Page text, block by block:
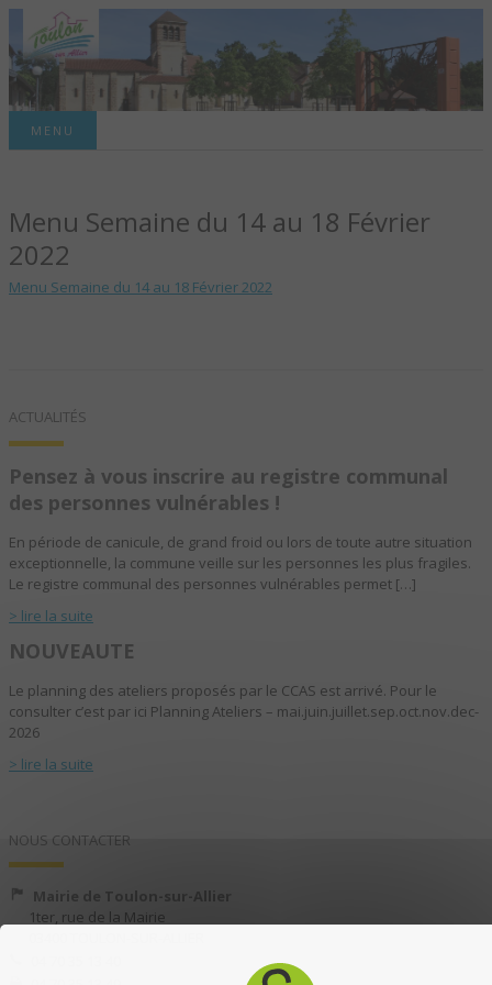
TOULON-SUR-
ALLIER – SITE
OFFICIEL DE LA
MENU
Menu Semaine du 14 au 18 Février
2022
Menu Semaine du 14 au 18 Février 2022
ACTUALITÉS
Pensez à vous inscrire au registre communal
des personnes vulnérables !
En période de canicule, de grand froid ou lors de toute autre situation
exceptionnelle, la commune veille sur les personnes les plus fragiles.
Le registre communal des personnes vulnérables permet […]
> lire la suite
NOUVEAUTE
Le planning des ateliers proposés par le CCAS est arrivé. Pour le
consulter c’est par ici Planning Ateliers – mai.juin.juillet.sep.oct.nov.dec-
2026
> lire la suite
NOUS CONTACTER
Mairie de Toulon-sur-Allier
1ter, rue de la Mairie